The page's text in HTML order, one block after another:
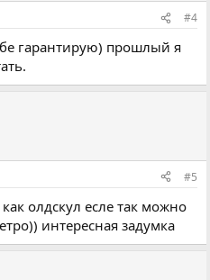
#4
гарантирую) прошлый я
#5
олдскул есле так можно
интересная задумка